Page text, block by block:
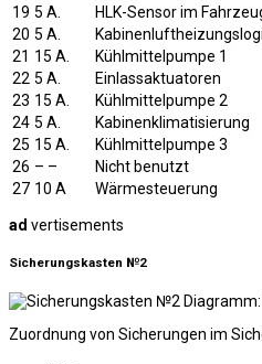
19 5 A.
HLK-Sensor im
20 5 A.
21 15 A.
Kühlmittelpumpe 1
22 5 A.
Einlassaktuatoren
23 15 A.
Kühlmittelpumpe 2
24 5 A.
Kabinenklimatisierung
25 15 A.
Kühlmittelpumpe 3
26 – –
Nicht benutzt
27 10 A Wärmesteuerung
ad vertisements
Sicherungskasten №2
Zuordnung von Sicherungen im